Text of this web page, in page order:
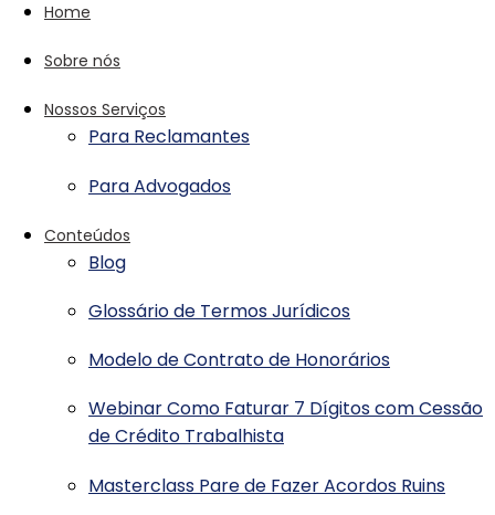
Home
Sobre nós
Nossos Serviços
Para Reclamantes
Para Advogados
Conteúdos
Blog
Glossário de Termos Jurídicos
Modelo de Contrato de Honorários
Webinar Como Faturar 7 Dígitos com Cessão
de Crédito Trabalhista
Masterclass Pare de Fazer Acordos Ruins